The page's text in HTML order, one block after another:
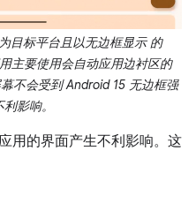
目标平台且以无边框显示 的
主要使用会自动应用边衬区的
不会受到 Android 15 无边框强
影响。
用的界面产生不利影响。这